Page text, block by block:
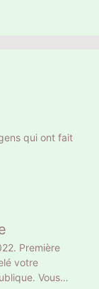
qui ont fait
Première
votre
Vous